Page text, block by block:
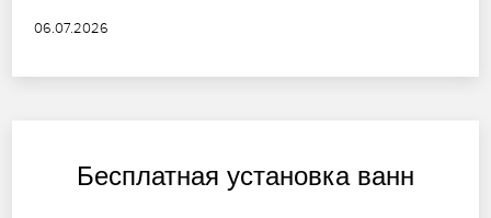
06.07.2026
Бесплатная установка ванн